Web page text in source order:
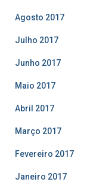
Agosto 2017
Julho 2017
Junho 2017
Maio 2017
Abril 2017
Março 2017
Fevereiro 2017
Janeiro 2017